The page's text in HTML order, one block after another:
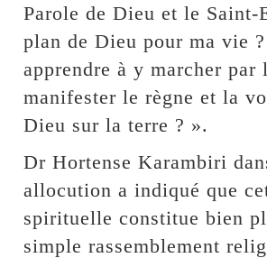
Parole de Dieu et le Saint-
plan de Dieu pour ma vie
apprendre à y marcher
manifester le règne et la
Dieu sur la terre ? ».
Dr Hortense Karambiri
allocution a indiqué que
spirituelle constitue bien
simple rassemblement